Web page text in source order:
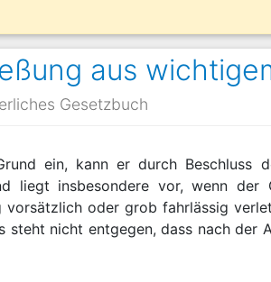
aus
Gesetzbuch
ein, kann er durch Beschluss
liegt insbesondere vor, wenn der
oder grob fahrlässig
nicht entgegen, dass nach der